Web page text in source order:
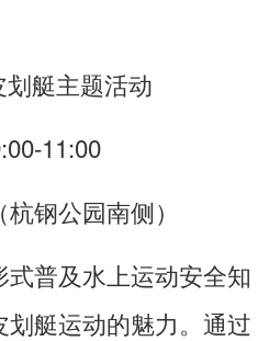
艇主题活动
11:00
钢公园南侧）
普及水上运动安全知
艇运动的魅力。通过